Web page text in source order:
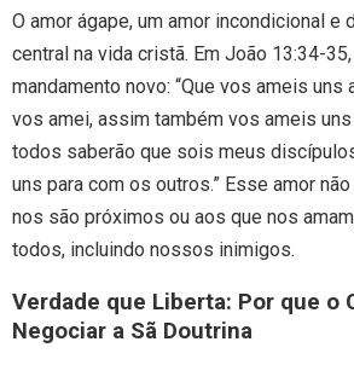
O amor ágape, um amor incondicional e
central na vida cristã. Em João 13:34-
mandamento novo: “Que vos ameis uns
vos amei, assim também vos ameis
todos saberão que sois meus
uns para com os outros.” Esse amor
nos são próximos ou aos que nos
todos, incluindo nossos inimigos.
Verdade que Liberta: Por que o
Negociar a Sã Doutrina